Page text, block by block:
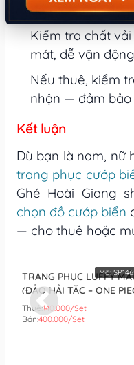
để tạo sự đa
Kiểm tra chất
mát, dễ vận động
Nếu thuê, kiểm
nhận — đảm bảo
Kết luận
Dù bạn là nam, nữ
trang phục cướp
Ghé Hoài Giang
chọn đồ cướp biển
— cho thuê hoặc
TRANG PHỤC LUFFY MẪU 2
(ĐẢO HẢI TẶC – ONE
(SET)
Thuê:140.000/Set
Bán:400.000/Set
Mã: